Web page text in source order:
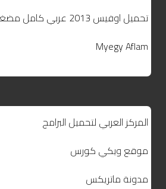
تحميل اوفيس 2013 عربي كامل مضغوط
Myegy Aflam
المركز العربي لتحميل البرامج
موقع ويكي كورس
مدونة ماتريكس